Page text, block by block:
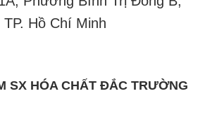
Hồ Chí Minh
SX HÓA CHẤT ĐẮC TRƯỜNG